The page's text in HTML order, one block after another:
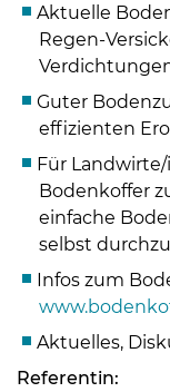
Aktuelle
Regen-
Guter
effizienten
Für
Bodenkoffer
einfache
selbst
Infos zum
Aktuelles,
Referentin: